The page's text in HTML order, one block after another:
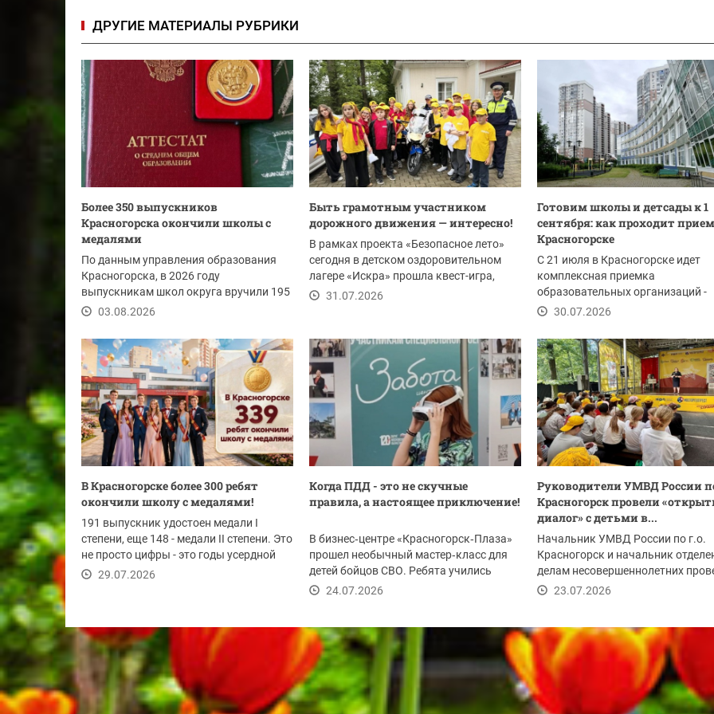
ДРУГИЕ МАТЕРИАЛЫ РУБРИКИ
Более 350 выпускников
Красногорска окончили школы с
медалями
По данным управления образования
Красногорска, в 2026 году
выпускникам школ округа вручили 195
золотых и 158...
03.08.2026
Быть грамотным участником
дорожного движения — интересно!
В рамках проекта «Безопасное лето»
сегодня в детском оздоровительном
лагере «Искра» прошла квест-игра,
организованная...
31.07.2026
Готовим школы и детсады к 1
сентября: как проходит
Красногорске
С 21 июля в Красногорске идет
комплексная приемка
образовательных организаций -
комиссия проверяет готовность
30.07.2026
В Красногорске более 300 ребят
окончили школу с медалями!
191 выпускник удостоен медали I
степени, еще 148 - медали II степени. Это
не просто цифры - это годы усердной
работы,...
29.07.2026
Когда ПДД - это не скучные
правила, а настоящее приключение!
В бизнес‑центре «Красногорск‑Плаза»
прошел необычный мастер‑класс для
детей бойцов СВО. Ребята учились
правилам...
24.07.2026
Руководители УМВД России
Красногорск провели
диалог» с детьми в...
Начальник УМВД России по г.о.
Красногорск и начальник
делам несовершеннолетних
мероприятие в...
23.07.2026